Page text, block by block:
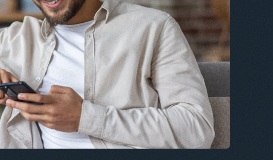
BG
CS
DA
BU
FR
NL
ES
TR